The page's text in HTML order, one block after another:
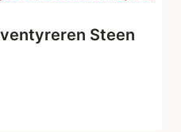
Steen